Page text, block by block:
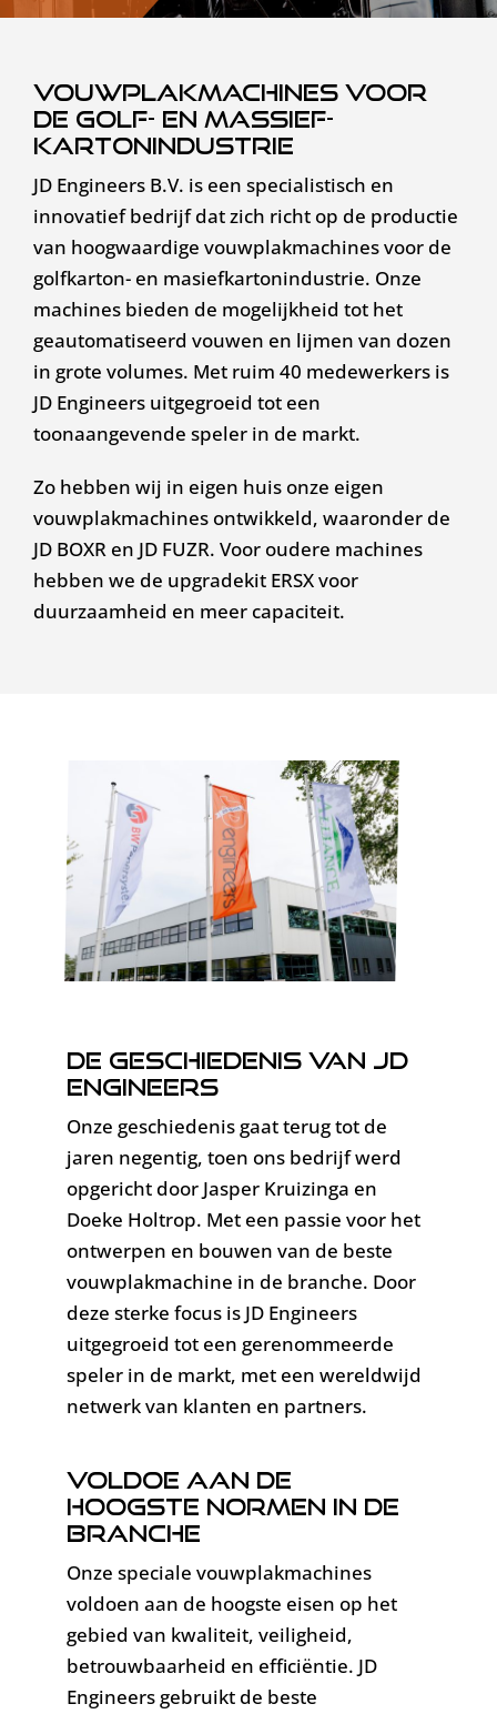
Nederlands
Vouwplakmachines voor
de golf- en massief-
kartonindustrie
JD Engineers B.V. is een specialistisch en
innovatief bedrijf dat zich richt op de productie
van hoogwaardige vouwplakmachines voor de
golfkarton- en masiefkartonindustrie. Onze
machines bieden de mogelijkheid tot het
geautomatiseerd vouwen en lijmen van dozen
in grote volumes. Met ruim 40 medewerkers is
JD Engineers uitgegroeid tot een
toonaangevende speler in de markt.
Zo hebben wij in eigen huis onze eigen
vouwplakmachines ontwikkeld, waaronder de
JD BOXR en JD FUZR. Voor oudere machines
hebben we de upgradekit ERSX voor
duurzaamheid en meer capaciteit.
De geschiedenis van JD
Engineers
Onze geschiedenis gaat terug tot de
jaren negentig, toen ons bedrijf werd
opgericht door Jasper Kruizinga en
Doeke Holtrop. Met een passie voor het
ontwerpen en bouwen van de beste
vouwplakmachine in de branche. Door
deze sterke focus is JD Engineers
uitgegroeid tot een gerenommeerde
speler in de markt, met een wereldwijd
netwerk van klanten en partners.
Voldoe aan de
hoogste normen in de
branche
Onze speciale vouwplakmachines
voldoen aan de hoogste eisen op het
gebied van kwaliteit, veiligheid,
betrouwbaarheid en efficiëntie. JD
Engineers gebruikt de beste